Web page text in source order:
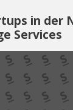
in der
Services